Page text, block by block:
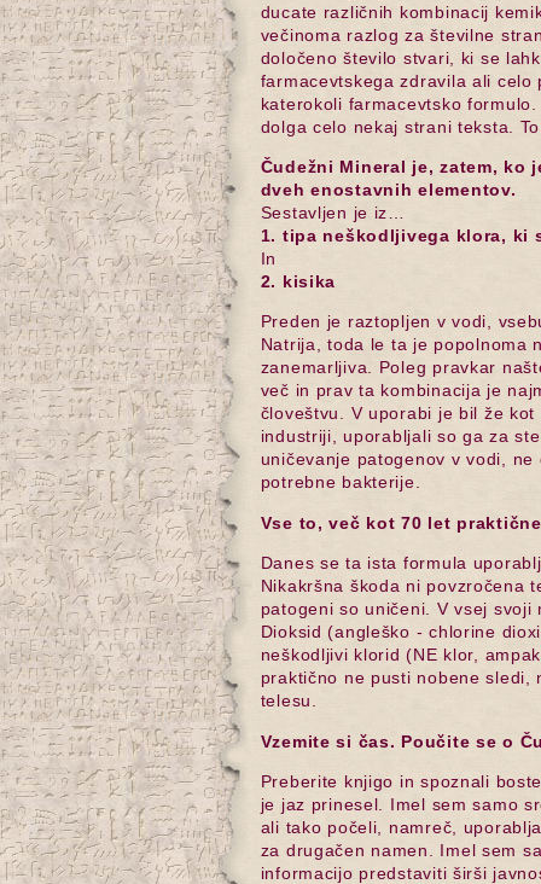
ducate različnih kombinacij
večinoma razlog za številne
določeno število stvari, ki se
farmacevtskega zdravila ali
katerokoli farmacevtsko
dolga celo nekaj strani teksta.
Čudežni Mineral je, zatem, ko
dveh enostavnih elementov.
Sestavljen je iz…
1. tipa neškodljivega klora, ki
In
2. kisika
Preden je raztopljen v vodi,
Natrija, toda le ta je popolnoma
zanemarljiva. Poleg pravkar
več in prav ta kombinacija je
človeštvu. V uporabi je bil že
industriji, uporabljali so ga za
uničevanje patogenov v vodi,
potrebne bakterije.
Vse to, več kot 70 let
Danes se ta ista formula
Nikakršna škoda ni povzročena
patogeni so uničeni. V vsej
Dioksid (angleško - chlorine
neškodljivi klorid (NE klor,
praktično ne pusti nobene sledi,
telesu.
Vzemite si čas. Poučite se o
Preberite knjigo in spoznali
je jaz prinesel. Imel sem samo
ali tako počeli, namreč,
za drugačen namen. Imel sem
informacijo predstaviti širši